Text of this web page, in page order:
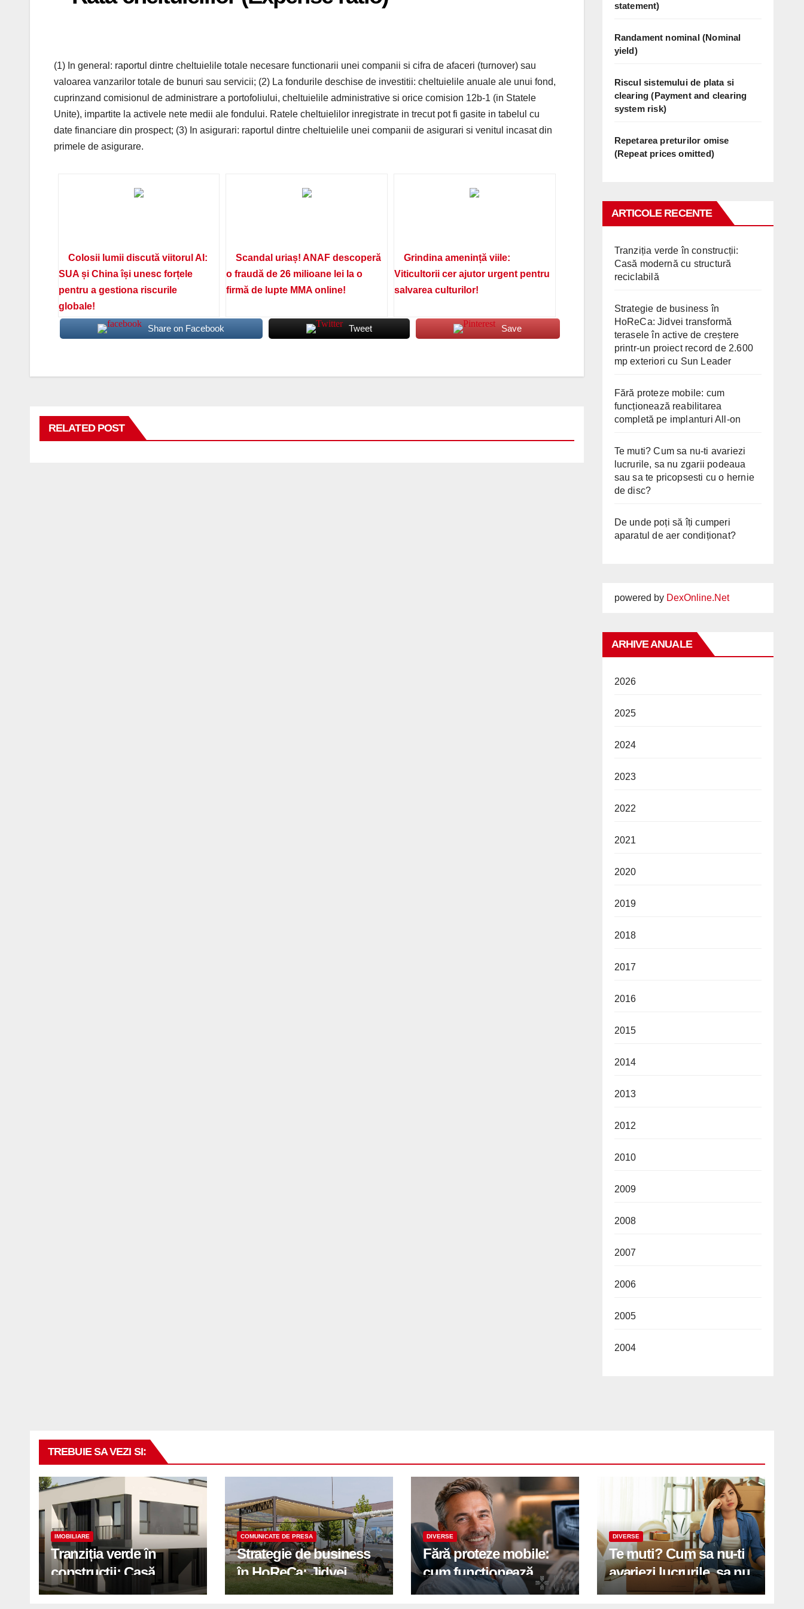
(1) In general: raportul dintre cheltuielile totale necesare functionarii unei companii si cifra de afaceri (turnover) sau
valoarea vanzarilor totale de bunuri sau servicii; (2) La fondurile deschise de investitii: cheltuielile anuale ale unui fond,
cuprinzand comisionul de administrare a portofoliului, cheltuielile administrative si orice comision 12b-1 (in Statele
Unite), impartite la activele nete medii ale fondului. Ratele cheltuielilor inregistrate in trecut pot fi gasite in tabelul cu
date financiare din prospect; (3) In asigurari: raportul dintre cheltuielile unei companii de asigurari si venitul incasat din
primele de asigurare.
Colosii lumii discută viitorul AI:
SUA și China își unesc forțele
pentru a gestiona riscurile
globale!
Scandal uriaș! ANAF descoperă
o fraudă de 26 milioane lei la o
firmă de lupte MMA online!
Grindina amenință viile:
Viticultorii cer ajutor urgent pentru
salvarea culturilor!
Share on Facebook Tweet Save
RELATED POST
statement)
Randament nominal (Nominal
yield)
Riscul sistemului de plata si
clearing (Payment and clearing
system risk)
Repetarea preturilor omise
(Repeat prices omitted)
ARTICOLE RECENTE
Tranziția verde în construcții:
Casă modernă cu structură
reciclabilă
Strategie de business în
HoReCa: Jidvei transformă
terasele în active de creștere
printr-un proiect record de 2.600
mp exteriori cu Sun Leader
Fără proteze mobile: cum
funcționează reabilitarea
completă pe implanturi All-on
Te muti? Cum sa nu-ti avariezi
lucrurile, sa nu zgarii podeaua
sau sa te pricopsesti cu o hernie
de disc?
De unde poți să îți cumperi
aparatul de aer condiționat?
powered by DexOnline.Net
ARHIVE ANUALE
2026
2025
2024
2023
2022
2021
2020
2019
2018
2017
2016
2015
2014
2013
2012
2010
2009
2008
2007
2006
2005
2004
TREBUIE SA VEZI SI:
IMOBILIARE
Tranziția verde în
construcții: Casă
modernă cu structură
COMUNICATE DE PRESA
Strategie de business
în HoReCa: Jidvei
transformă terasele în
DIVERSE
Fără proteze mobile:
cum funcționează
reabilitarea completă
DIVERSE
Te muti? Cum sa nu-ti
avariezi lucrurile, sa nu
zgarii podeaua sau sa